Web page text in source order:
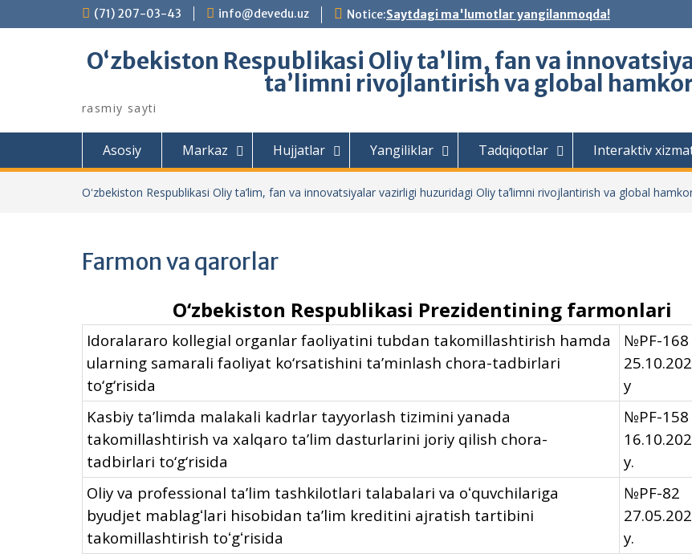
to
(71) 207-03-43 info@devedu.uz Notice:Saytdagi ma'lumotlar yangilanmoqda!
Oʻzbekiston Respublikasi Oliy ta’lim, fan va
taʼlimni rivojlantirish va global
rasmiy sayti
Asosiy Markaz Hujjatlar Yangiliklar Tadqiqotlar Interaktiv
Oʻzbekiston Respublikasi Oliy ta’lim, fan va innovatsiyalar vazirligi huzuridagi Oliy taʼlimni rivojlantirish va global
Farmon va qarorlar
O‘zbekiston Respublikasi Prezidentining farmonlari
Idoralararo kollegial organlar faoliyatini tubdan takomillashtirish hamda
ularning samarali faoliyat ko‘rsatishini ta’minlash chora-tadbirlari
to‘g‘risida
№PF-168
y
Kasbiy ta’limda malakali kadrlar tayyorlash tizimini yanada
takomillashtirish va xalqaro ta’lim dasturlarini joriy qilish chora-
tadbirlari to‘g‘risida
№PF-158
y.
Oliy va professional taʼlim tashkilotlari talabalari va oʻquvchilariga
byudjet mablagʻlari hisobidan taʼlim kreditini ajratish tartibini
takomillashtirish toʻgʻrisida
№PF-82
y.